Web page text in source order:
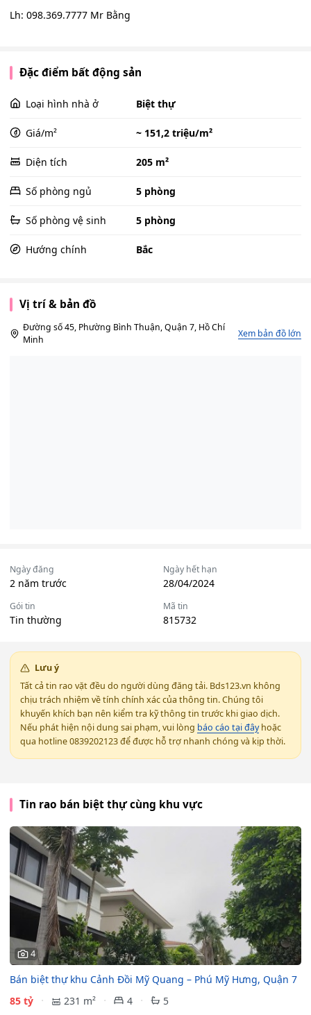
Lh: 098.369.7777 Mr Bằng
Đặc điểm bất động sản
Loại hình nhà ở Biệt thự
Giá/m² ~ 151,2 triệu/m²
Diện tích 205 m²
Số phòng ngủ 5 phòng
Số phòng vệ sinh 5 phòng
Hướng chính Bắc
Vị trí & bản đồ
Đường số 45, Phường Bình Thuận, Quận 7, Hồ Chí
Minh
Xem bản đồ lớn
Ngày đăng
2 năm trước
Ngày hết hạn
28/04/2024
Gói tin
Tin thường
Mã tin
815732
Lưu ý
Tất cả tin rao vặt đều do người dùng đăng tải. Bds123.vn không
chịu trách nhiệm về tính chính xác của thông tin. Chúng tôi
khuyến khích bạn nên kiểm tra kỹ thông tin trước khi giao dịch.
Nếu phát hiện nội dung sai phạm, vui lòng báo cáo tại đâyhoặc
qua hotline 0839202123 để được hỗ trợ nhanh chóng và kịp thời.
Tin rao bán biệt thự cùng khu vực
4
Bán biệt thự khu Cảnh Đồi Mỹ Quang – Phú Mỹ Hưng, Quận 7
85 tỷ
231 m² 4
5